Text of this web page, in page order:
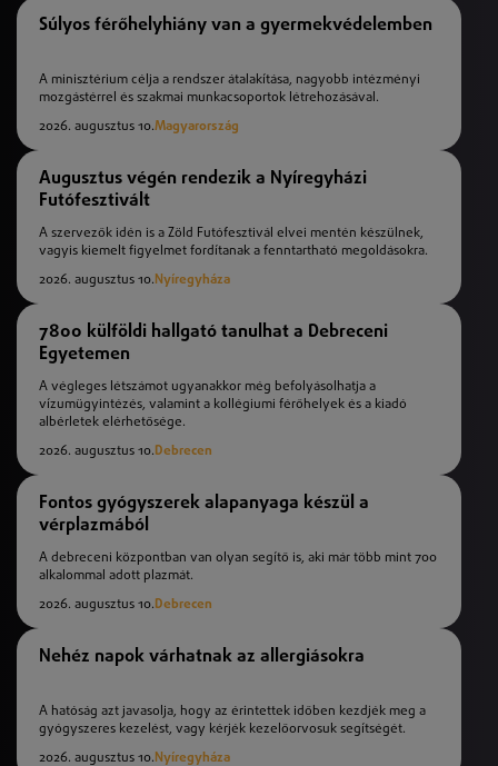
Súlyos férőhelyhiány van a gyermekvédelemben
A minisztérium célja a rendszer átalakítása, nagyobb intézményi
mozgástérrel és szakmai munkacsoportok létrehozásával.
2026. augusztus 10.Magyarország
Augusztus végén rendezik a Nyíregyházi
Futófesztivált
A szervezők idén is a Zöld Futófesztivál elvei mentén készülnek,
vagyis kiemelt figyelmet fordítanak a fenntartható megoldásokra.
2026. augusztus 10. Nyíregyháza
7800 külföldi hallgató tanulhat a Debreceni
Egyetemen
A végleges létszámot ugyanakkor még befolyásolhatja a
vízumügyintézés, valamint a kollégiumi férőhelyek és a kiadó
albérletek elérhetősége.
2026. augusztus 10.Debrecen
Fontos gyógyszerek alapanyaga készül a
vérplazmából
A debreceni központban van olyan segítő is, aki már több mint 700
alkalommal adott plazmát.
2026. augusztus 10.Debrecen
Nehéz napok várhatnak az allergiásokra
A hatóság azt javasolja, hogy az érintettek időben kezdjék meg a
gyógyszeres kezelést, vagy kérjék kezelőorvosuk segítségét.
2026. augusztus 10. Nyíregyháza